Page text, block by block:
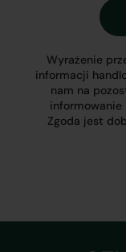
Wyrażenie
informacji
nam na
informowanie
Zgoda jest